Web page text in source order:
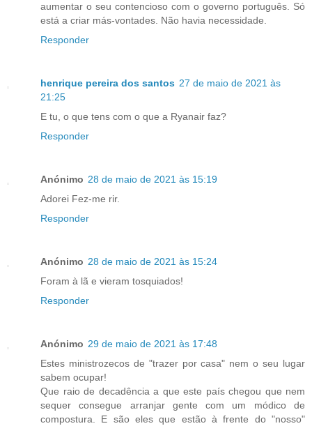
aumentar o seu contencioso com o governo português. Só
está a criar más-vontades. Não havia necessidade.
Responder
henrique pereira dos santos 27 de maio de 2021 às
21:25
E tu, o que tens com o que a Ryanair faz?
Responder
Anónimo 28 de maio de 2021 às 15:19
Adorei Fez-me rir.
Responder
Anónimo 28 de maio de 2021 às 15:24
Foram à lã e vieram tosquiados!
Responder
Anónimo 29 de maio de 2021 às 17:48
Estes ministrozecos de "trazer por casa" nem o seu lugar
sabem ocupar!
Que raio de decadência a que este país chegou que nem
sequer consegue arranjar gente com um módico de
compostura. E são eles que estão à frente do "nosso"